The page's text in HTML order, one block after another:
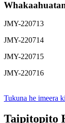
JMY-220713
JMY-220714
JMY-220715
JMY-220716
Tukuna he imeera
Taipitopito